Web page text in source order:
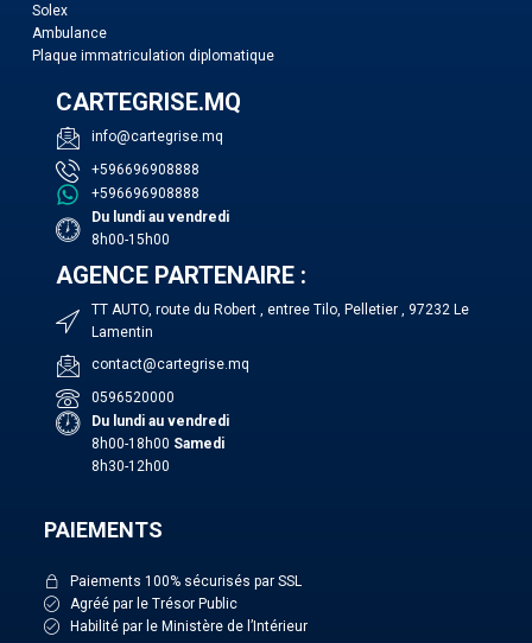
Solex
Ambulance
Plaque immatriculation diplomatique
CARTEGRISE.MQ
info@cartegrise.mq
+596696908888
+596696908888
Du lundi au vendredi
8h00-15h00
AGENCE PARTENAIRE :
TT AUTO, route du Robert , entree Tilo, Pelletier , 97232 Le
Lamentin
contact@cartegrise.mq
0596520000
Du lundi au vendredi
8h00-18h00 Samedi
8h30-12h00
PAIEMENTS
Paiements 100% sécurisés par SSL
Agréé par le Trésor Public
Habilité par le Ministère de l’Intérieur